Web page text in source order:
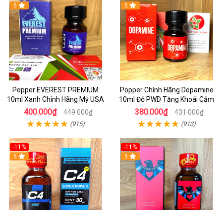
5
Popper EVEREST PREMIUM
10ml Xanh Chính Hãng Mỹ USA
400.000₫ 449.000₫
(915)
5
Popper Chính Hãng Dopamine
10ml Đỏ PWD Tăng Khoái Cảm
380.000₫ 431.000₫
(913)
-11%
5
-11%
5